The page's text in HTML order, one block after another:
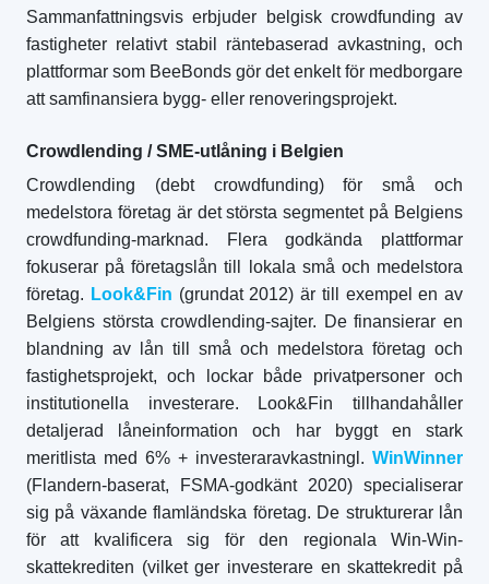
Sammanfattningsvis erbjuder belgisk crowdfunding av
fastigheter relativt stabil räntebaserad avkastning, och
plattformar som BeeBonds gör det enkelt för medborgare
att samfinansiera bygg- eller renoveringsprojekt.
Crowdlending / SME-utlåning i Belgien
Crowdlending (debt crowdfunding) för små och
medelstora företag är det största segmentet på Belgiens
crowdfunding-marknad. Flera godkända plattformar
fokuserar på företagslån till lokala små och medelstora
företag. Look&Fin (grundat 2012) är till exempel en av
Belgiens största crowdlending-sajter. De finansierar en
blandning av lån till små och medelstora företag och
fastighetsprojekt, och lockar både privatpersoner och
institutionella investerare. Look&Fin tillhandahåller
detaljerad låneinformation och har byggt en stark
meritlista med 6% + investeraravkastningl. WinWinner
(Flandern-baserat, FSMA-godkänt 2020) specialiserar
sig på växande flamländska företag. De strukturerar lån
för att kvalificera sig för den regionala Win-Win-
skattekrediten (vilket ger investerare en skattekredit på